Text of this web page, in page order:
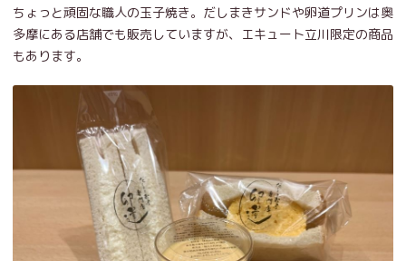
ちょっと頑固な職人の玉子焼き。だしまきサンドや卵道プリンは奥
多摩にある店舗でも販売していますが、エキュート立川限定の商品
もあります。